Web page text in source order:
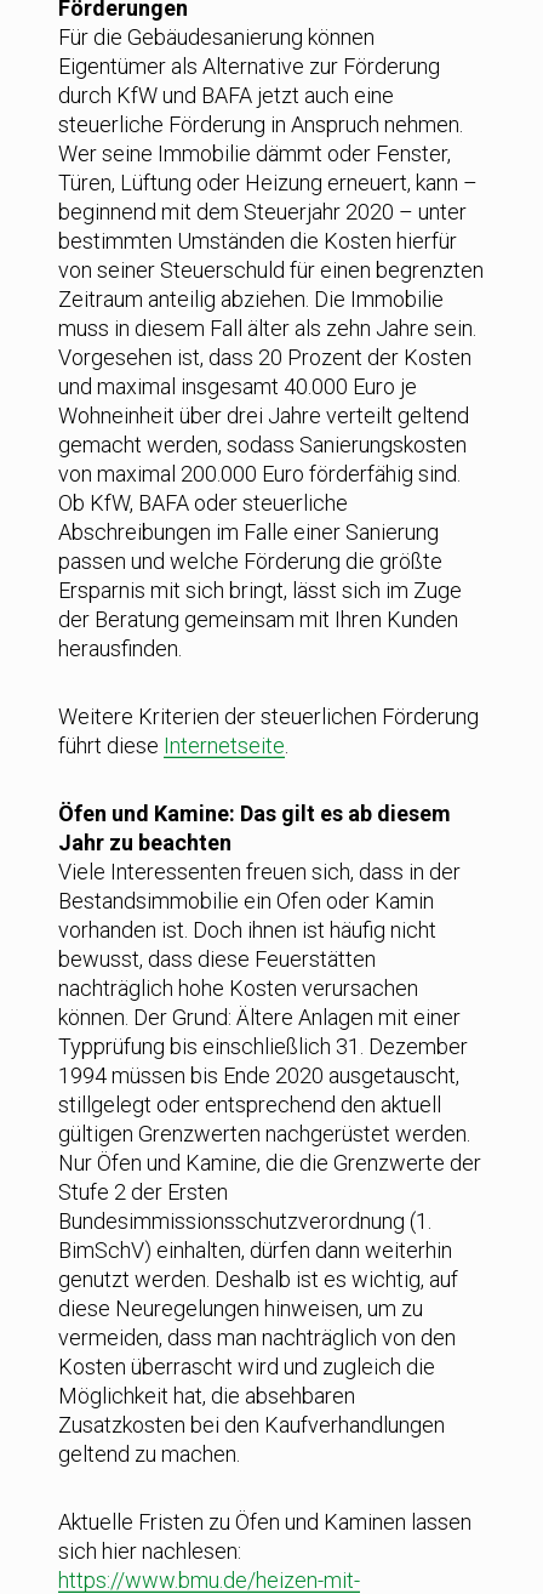
Förderungen
Für die Gebäudesanierung können
Eigentümer als Alternative zur Förderung
durch KfW und BAFA jetzt auch eine
steuerliche Förderung in Anspruch nehmen.
Wer seine Immobilie dämmt oder Fenster,
Türen, Lüftung oder Heizung erneuert, kann –
beginnend mit dem Steuerjahr 2020 – unter
bestimmten Umständen die Kosten hierfür
von seiner Steuerschuld für einen begrenzten
Zeitraum anteilig abziehen. Die Immobilie
muss in diesem Fall älter als zehn Jahre sein.
Vorgesehen ist, dass 20 Prozent der Kosten
und maximal insgesamt 40.000 Euro je
Wohneinheit über drei Jahre verteilt geltend
gemacht werden, sodass Sanierungskosten
von maximal 200.000 Euro förderfähig sind.
Ob KfW, BAFA oder steuerliche
Abschreibungen im Falle einer Sanierung
passen und welche Förderung die größte
Ersparnis mit sich bringt, lässt sich im Zuge
der Beratung gemeinsam mit Ihren Kunden
herausfinden.
Weitere Kriterien der steuerlichen Förderung
führt diese Internetseite
Öfen und Kamine: Das gilt es ab diesem
Jahr zu beachten
Viele Interessenten freuen sich, dass in der
Bestandsimmobilie ein Ofen oder Kamin
vorhanden ist. Doch ihnen ist häufig nicht
bewusst, dass diese Feuerstätten
nachträglich hohe Kosten verursachen
können. Der Grund: Ältere Anlagen mit einer
Typprüfung bis einschließlich 31. Dezember
1994 müssen bis Ende 2020 ausgetauscht,
stillgelegt oder entsprechend den aktuell
gültigen Grenzwerten nachgerüstet werden.
Nur Öfen und Kamine, die die Grenzwerte der
Stufe 2 der Ersten
Bundesimmissionsschutzverordnung (1.
BimSchV) einhalten, dürfen dann weiterhin
genutzt werden. Deshalb ist es wichtig, auf
diese Neuregelungen hinweisen, um zu
vermeiden, dass man nachträglich von den
Kosten überrascht wird und zugleich die
Möglichkeit hat, die absehbaren
Zusatzkosten bei den Kaufverhandlungen
geltend zu machen.
Aktuelle Fristen zu Öfen und Kaminen lassen
sich hier nachlesen:
https://www.bmu.de/heizen-mit-